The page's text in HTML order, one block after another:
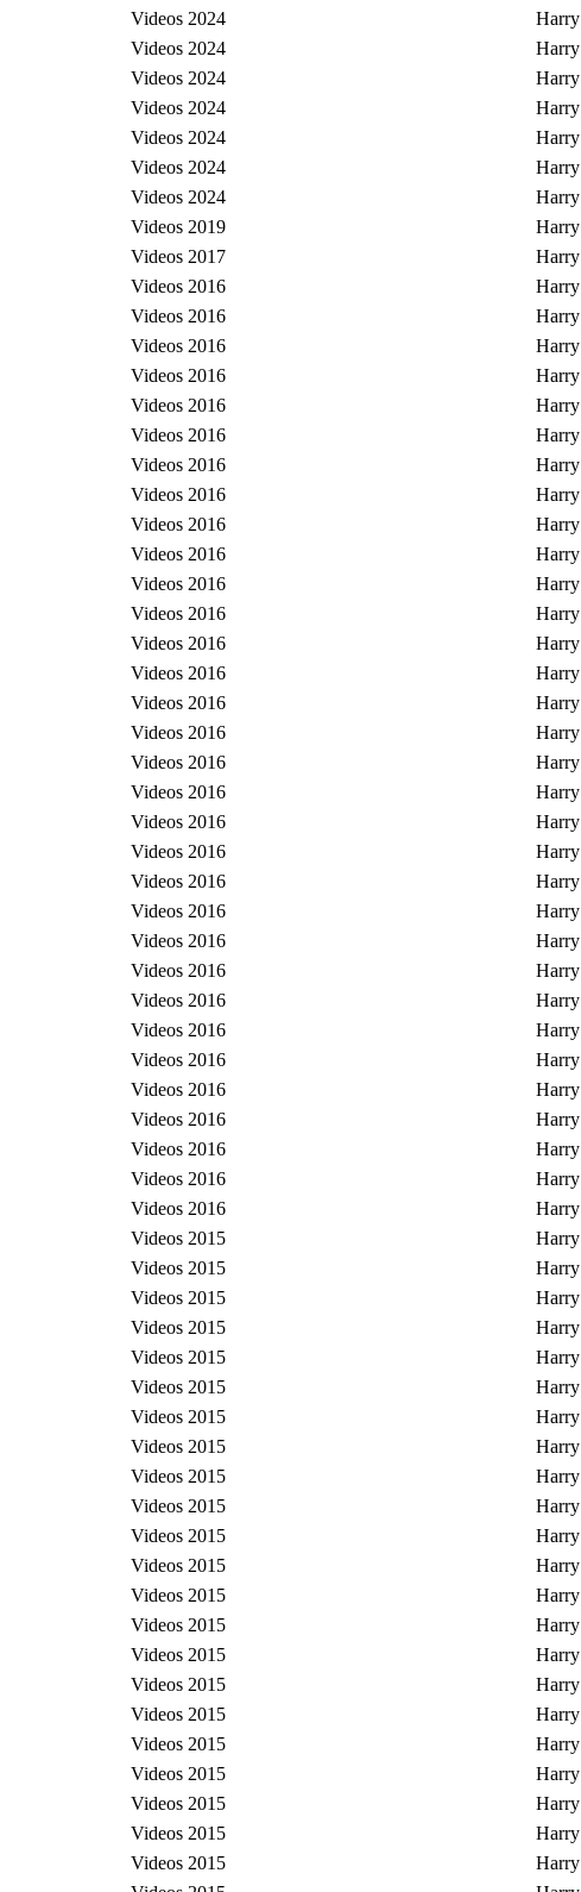
Videos 2024
Harry
Videos 2024
Harry
Videos 2024
Harry
Videos 2024
Harry
Videos 2024
Harry
Videos 2024
Harry
Videos 2024
Harry
Videos 2019
Harry
Videos 2017
Harry
Videos 2016
Harry
Videos 2016
Harry
Videos 2016
Harry
Videos 2016
Harry
Videos 2016
Harry
Videos 2016
Harry
Videos 2016
Harry
Videos 2016
Harry
Videos 2016
Harry
Videos 2016
Harry
Videos 2016
Harry
Videos 2016
Harry
Videos 2016
Harry
Videos 2016
Harry
Videos 2016
Harry
Videos 2016
Harry
Videos 2016
Harry
Videos 2016
Harry
Videos 2016
Harry
Videos 2016
Harry
Videos 2016
Harry
Videos 2016
Harry
Videos 2016
Harry
Videos 2016
Harry
Videos 2016
Harry
Videos 2016
Harry
Videos 2016
Harry
Videos 2016
Harry
Videos 2016
Harry
Videos 2016
Harry
Videos 2016
Harry
Videos 2016
Harry
Videos 2015
Harry
Videos 2015
Harry
Videos 2015
Harry
Videos 2015
Harry
Videos 2015
Harry
Videos 2015
Harry
Videos 2015
Harry
Videos 2015
Harry
Videos 2015
Harry
Videos 2015
Harry
Videos 2015
Harry
Videos 2015
Harry
Videos 2015
Harry
Videos 2015
Harry
Videos 2015
Harry
Videos 2015
Harry
Videos 2015
Harry
Videos 2015
Harry
Videos 2015
Harry
Videos 2015
Harry
Videos 2015
Harry
Videos 2015
Harry